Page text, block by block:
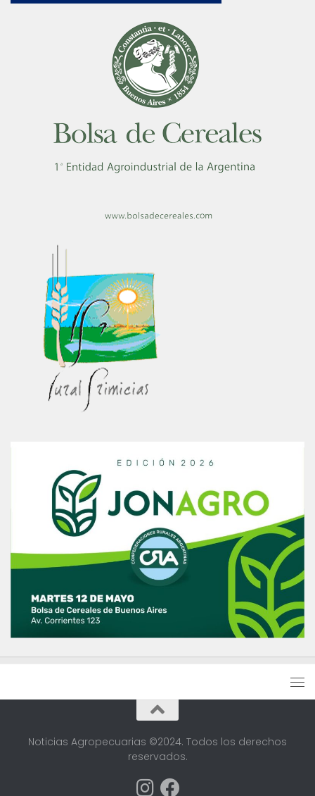
Noticias Agropecuarias ©2024. Todos los derechos
reservados.